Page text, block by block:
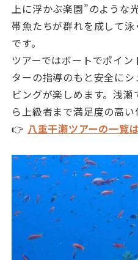
上に浮かぶ楽園”のような
帯魚たちが群れを成して
です。
ツアーではボートでポイ
ターの指導のもと安全に
ビングが楽しめます。浅
ら上級者まで満足度の高い
👉 八重干瀬ツアーの一覧